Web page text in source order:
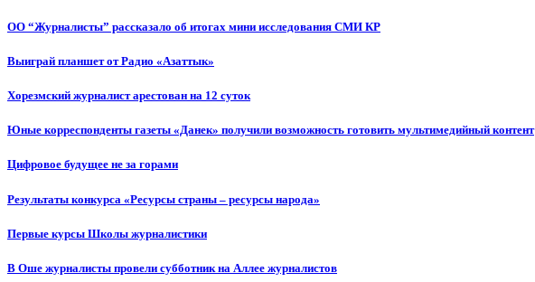
ОО “Журналисты” рассказало об итогах мини исследования СМИ КР
Выиграй планшет от Радио «Азаттык»
Хорезмский журналист арестован на 12 суток
Юные корреспонденты газеты «Данек» получили возможность готовить мультимедийный контент
Цифровое будущее не за горами
Результаты конкурса «Ресурсы страны – ресурсы народа»
Первые курсы Школы журналистики
В Оше журналисты провели субботник на Аллее журналистов